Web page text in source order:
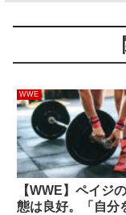
WWE
【WWE】ペイジ
態は良好。「自分